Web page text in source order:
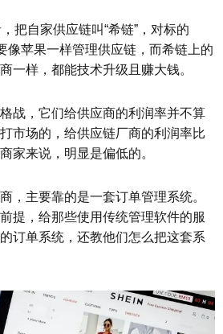
把自家供应链叫“希链”，对标的
像苹果一样管理供应链，而希链上的
一样，都能技术升级且赚大钱。
战，它们给供应商的利润率并不算
市场的，给供应链厂商的利润率比
家来说，明显是偏低的。
，主要靠的是一套订单管理系统。
提，给那些使用传统管理软件的服
订单系统，还教他们怎么把这套系